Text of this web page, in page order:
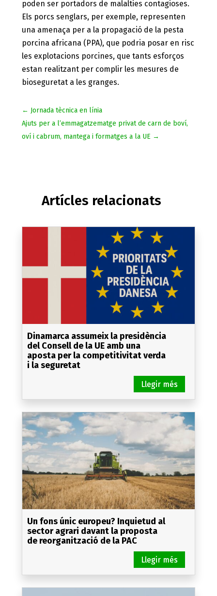
poden ser portadors de malalties contagioses.
Els porcs senglars, per exemple, representen
una amenaça per a la propagació de la pesta
porcina africana (PPA), que podria posar en risc
les explotacions porcines, que tants esforços
estan realitzant per complir les mesures de
bioseguretat a les granges.
← Jornada tècnica en línia
Ajuts per a l’emmagatzematge privat de carn de boví,
oví i cabrum, mantega i formatges a la UE→
Artícles relacionats
Dinamarca assumeix la presidència
del Consell de la UE amb una
aposta per la competitivitat verda
i la seguretat
Un fons únic europeu? Inquietud al
sector agrari davant la proposta
de reorganització de la PAC